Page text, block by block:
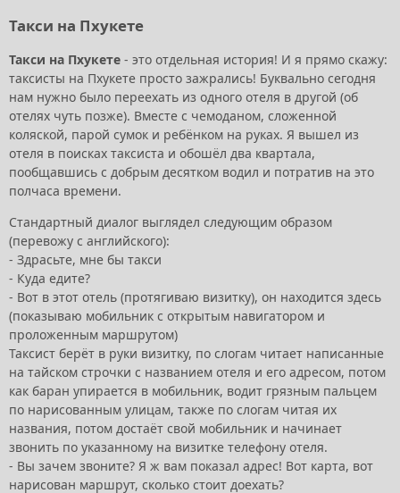
Такси на Пхукете
Такси на Пхукете - это отдельная история! И я прямо скажу:
таксисты на Пхукете просто зажрались! Буквально сегодня
нам нужно было переехать из одного отеля в другой (об
отелях чуть позже). Вместе с чемоданом, сложенной
коляской, парой сумок и ребёнком на руках. Я вышел из
отеля в поисках таксиста и обошёл два квартала,
пообщавшись с добрым десятком водил и потратив на это
полчаса времени.
Стандартный диалог выглядел следующим образом
(перевожу с английского):
- Здрасьте, мне бы такси
- Куда едите?
- Вот в этот отель (протягиваю визитку), он находится здесь
(показываю мобильник с открытым навигатором и
проложенным маршрутом)
Таксист берёт в руки визитку, по слогам читает написанные
на тайском строчки с названием отеля и его адресом, потом
как баран упирается в мобильник, водит грязным пальцем
по нарисованным улицам, также по слогам читая их
названия, потом достаёт свой мобильник и начинает
звонить по указанному на визитке телефону отеля.
- Вы зачем звоните? Я ж вам показал адрес! Вот карта, вот
нарисован маршрут, сколько стоит доехать?